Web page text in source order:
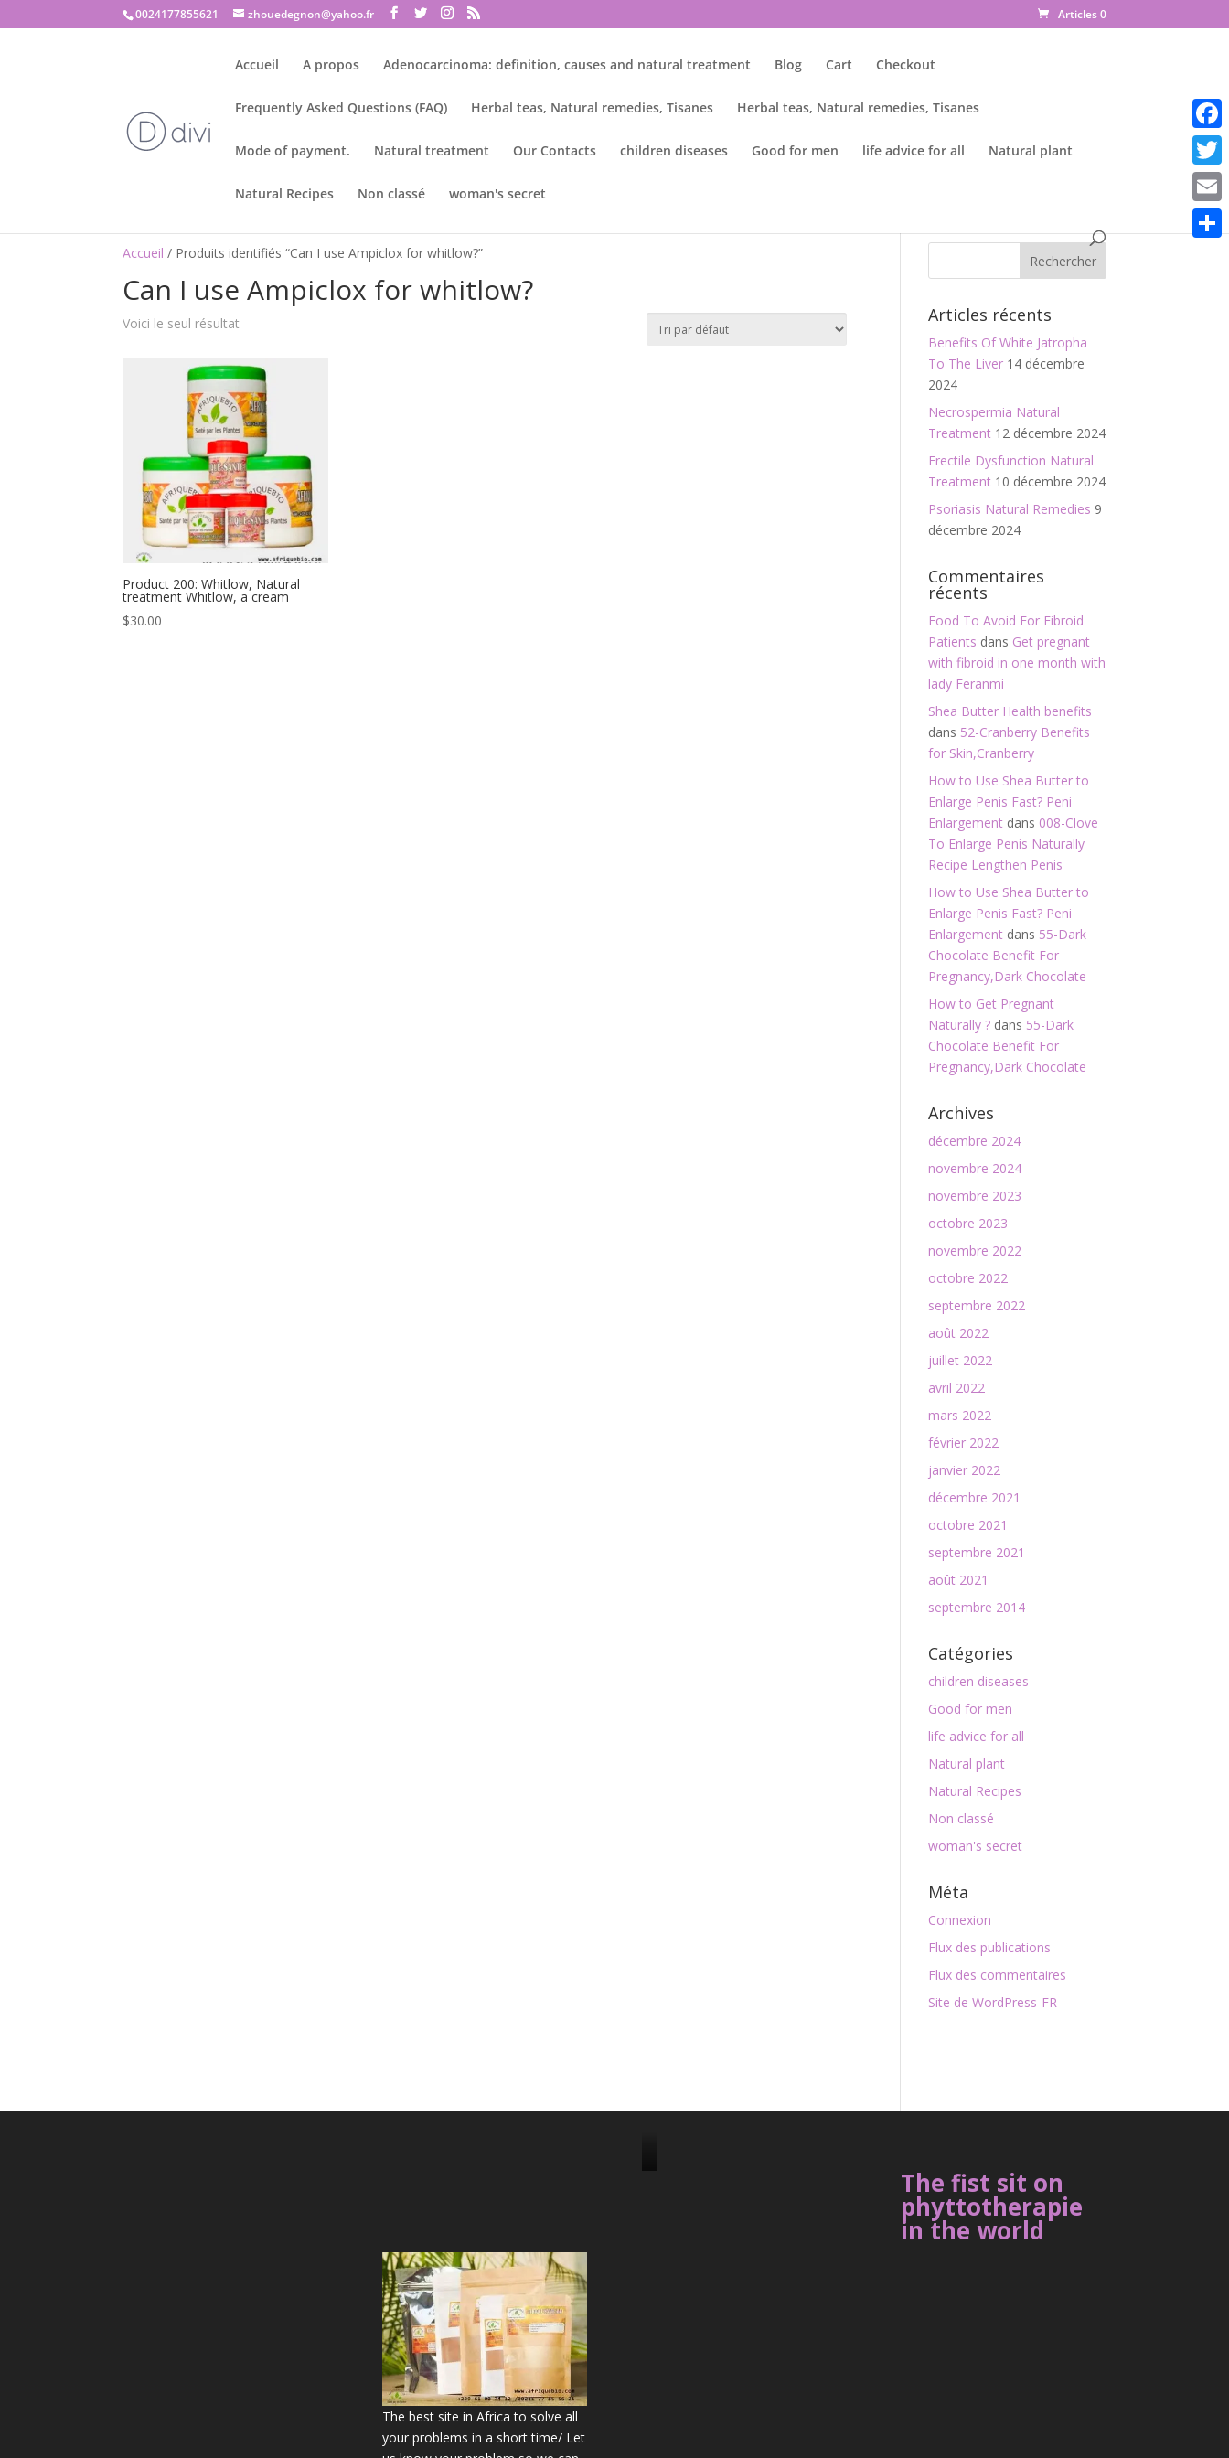
0024177855621 zhouedegnon@yahoo.fr Articles 0
Accueil A propos Adenocarcinoma: definition, causes and natural treatment Blog Cart Checkout
Frequently Asked Questions (FAQ) Herbal teas, Natural remedies, Tisanes Herbal teas, Natural remedies, Tisanes
Mode of payment. Natural treatment Our Contacts children diseases Good for men life advice for all Natural plant
Natural Recipes Non classé woman's secret
Accueil / Produits identifiés “Can I use Ampiclox for whitlow?”
Can I use Ampiclox for whitlow?
Voici le seul résultat
Product 200: Whitlow, Natural
treatment Whitlow, a cream
$30.00
Articles récents
Benefits Of White Jatropha
To The Liver 14 décembre
2024
Necrospermia Natural
Treatment 12 décembre 2024
Erectile Dysfunction Natural
Treatment 10 décembre 2024
Psoriasis Natural Remedies 9
décembre 2024
Commentaires
récents
Food To Avoid For Fibroid
Patients dans Get pregnant
with fibroid in one month with
lady Feranmi
Shea Butter Health benefits
dans 52-Cranberry Benefits
for Skin,Cranberry
How to Use Shea Butter to
Enlarge Penis Fast? Peni
Enlargement dans 008-Clove
To Enlarge Penis Naturally
Recipe Lengthen Penis
How to Use Shea Butter to
Enlarge Penis Fast? Peni
Enlargement dans 55-Dark
Chocolate Benefit For
Pregnancy,Dark Chocolate
How to Get Pregnant
Naturally ? dans 55-Dark
Chocolate Benefit For
Pregnancy,Dark Chocolate
Archives
décembre 2024
novembre 2024
novembre 2023
octobre 2023
novembre 2022
octobre 2022
septembre 2022
août 2022
juillet 2022
avril 2022
mars 2022
février 2022
janvier 2022
décembre 2021
octobre 2021
septembre 2021
août 2021
septembre 2014
Catégories
children diseases
Good for men
life advice for all
Natural plant
Natural Recipes
Non classé
woman's secret
Méta
Connexion
Flux des publications
Flux des commentaires
Site de WordPress-FR
The best site in Africa to solve all
your problems in a short time/ Let
J
The fist sit on
phyttotherapie
in the world
Email